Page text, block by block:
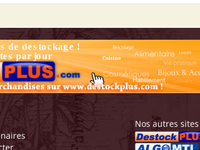
Nos autres sites